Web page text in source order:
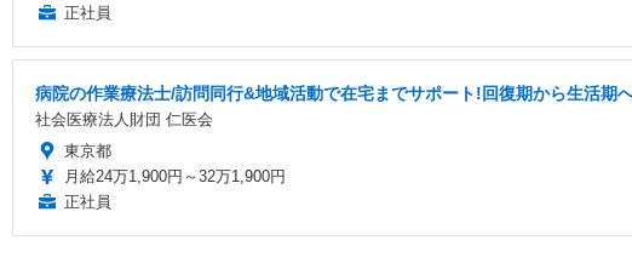
正社員
病院の作業療法士/訪問同行&地域活動で在宅までサポート!回復期から生活期
社会医療法人財団 仁医会
東京都
月給24万1,900円～32万1,900円
正社員